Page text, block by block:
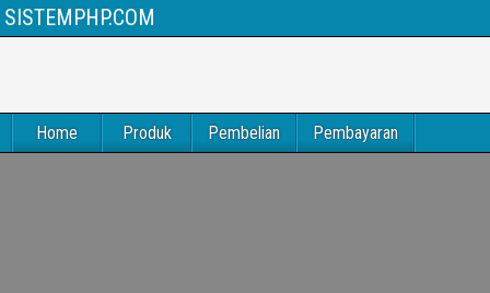
SISTEMPHP.COM
Home Produk Pembelian Pembayaran